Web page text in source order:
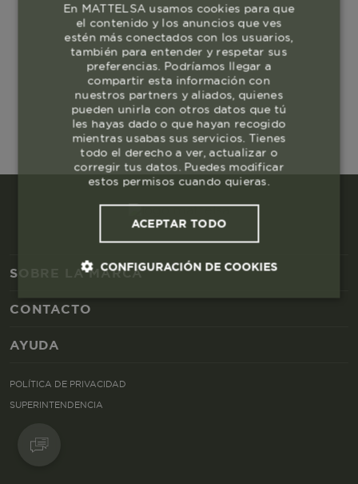
SOBRE LA MARCA
CONTACTO
AYUDA
POLÍTICA DE PRIVACIDAD
SUPERINTENDENCIA
En MATTELSA usamos cookies para que
el contenido y los anuncios que ves
estén más conectados con los usuarios,
también para entender y respetar sus
preferencias. Podríamos llegar a
compartir esta información con
nuestros partners y aliados, quienes
pueden unirla con otros datos que tú
les hayas dado o que hayan recogido
mientras usabas sus servicios. Tienes
todo el derecho a ver, actualizar o
corregir tus datos. Puedes modificar
estos permisos cuando quieras.
ACEPTAR TODO
CONFIGURACIÓN DE COOKIES